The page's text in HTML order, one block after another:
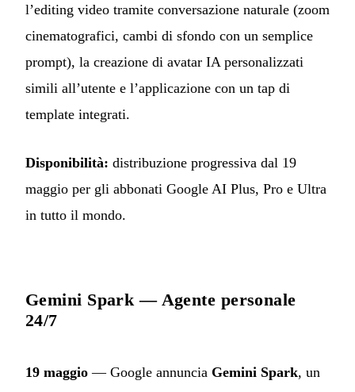
l’editing video tramite conversazione naturale (zoom
cinematografici, cambi di sfondo con un semplice
prompt), la creazione di avatar IA personalizzati
simili all’utente e l’applicazione con un tap di
template integrati.
Disponibilità: distribuzione progressiva dal 19
maggio per gli abbonati Google AI Plus, Pro e Ultra
in tutto il mondo.
Gemini Spark — Agente personale
24/7
19 maggio — Google annuncia Gemini Spark, un